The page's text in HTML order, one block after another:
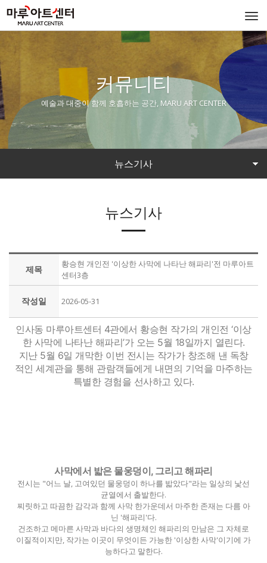
커뮤니티
예술과 대중이 함께 호흡하는 공간, MARU ART CENTER
뉴스기사
뉴스기사
제목
황승현 개인전 '이상한 사막에 나타난 해파리'전 마루아트
센터3층
작성일 2026-05-31
인사동 마루아트센터 4관에서 황승현 작가의 개인전 ‘이상
한 사막에 나타난 해파리’가 오는 5월 18일까지 열린다.
지난 5월 6일 개막한 이번 전시는 작가가 창조해 낸 독창
적인 세계관을 통해 관람객들에게 내면의 기억을 마주하는
특별한 경험을 선사하고 있다.
사막에서 밟은 물웅덩이, 그리고 해파리
전시는 "어느 날, 고여있던 물웅덩이 하나를 밟았다"라는 일상의 낯선
균열에서 출발한다.
찌릿하고 따끔한 감각과 함께 사막 한가운데서 마주한 존재는 다름 아
닌 '해파리'다.
건조하고 메마른 사막과 바다의 생명체인 해파리의 만남은 그 자체로
이질적이지만, 작가는 이곳이 무엇이든 가능한 '이상한 사막'이기에 가
능하다고 말한다.